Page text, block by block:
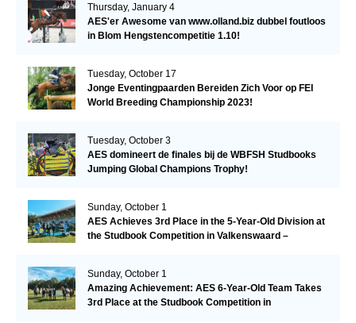
Thursday, January 4
AES'er Awesome van www.olland.biz dubbel foutloos
in Blom Hengstencompetitie 1.10!
Tuesday, October 17
Jonge Eventingpaarden Bereiden Zich Voor op FEI
World Breeding Championship 2023!
Tuesday, October 3
AES domineert de finales bij de WBFSH Studbooks
Jumping Global Champions Trophy!
Sunday, October 1
AES Achieves 3rd Place in the 5-Year-Old Division at
the Studbook Competition in Valkenswaard –
Sunday, October 1
Amazing Achievement: AES 6-Year-Old Team Takes
3rd Place at the Studbook Competition in